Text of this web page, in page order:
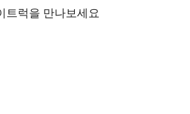
트럭을 만나보세요